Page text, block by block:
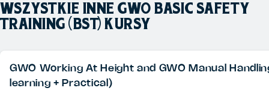
WSZYSTKIE INNEGWO BASIC SAFETY
TRAINING (BST) KURSY
GWO Working At Height and GWO Manual
learning + Practical)